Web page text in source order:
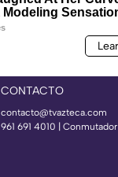
CONTACTO
contacto@tvazteca.com
961 691 4010 | Conmutador